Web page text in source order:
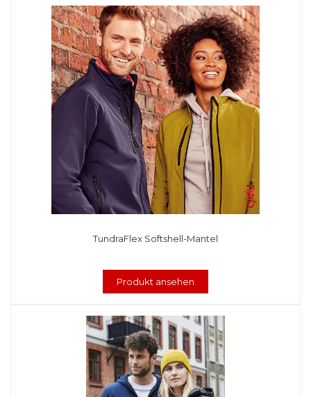
TundraFlex Softshell-Mantel
Produkt ansehen